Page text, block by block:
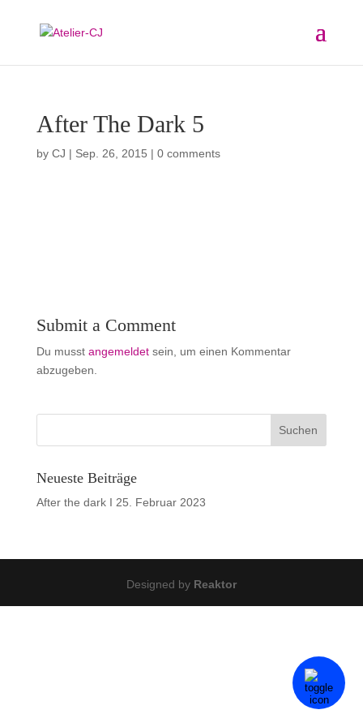
After The Dark 5
by CJ | Sep. 26, 2015 | 0 comments
Submit a Comment
Du musst angemeldetsein, um einen Kommentar
abzugeben.
Neueste Beiträge
After the dark I 25. Februar 2023
Designed by Reaktor